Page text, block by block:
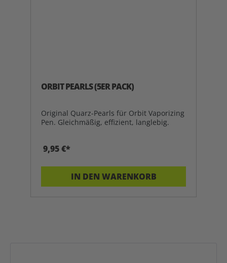
ORBIT PEARLS (5ER PACK)
Original Quarz-Pearls für Orbit Vaporizing
Pen. Gleichmäßig, effizient, langlebig.
9,95 €*
IN DEN WARENKORB